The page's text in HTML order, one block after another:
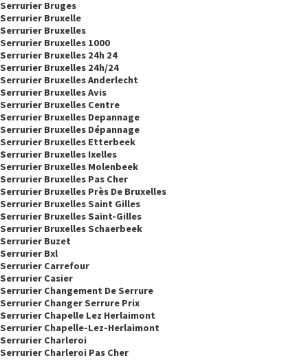
Serrurier Bruges
Serrurier Bruxelle
Serrurier Bruxelles
Serrurier Bruxelles 1000
Serrurier Bruxelles 24h 24
Serrurier Bruxelles 24h/24
Serrurier Bruxelles Anderlecht
Serrurier Bruxelles Avis
Serrurier Bruxelles Centre
Serrurier Bruxelles Depannage
Serrurier Bruxelles Dépannage
Serrurier Bruxelles Etterbeek
Serrurier Bruxelles Ixelles
Serrurier Bruxelles Molenbeek
Serrurier Bruxelles Pas Cher
Serrurier Bruxelles Près De Bruxelles
Serrurier Bruxelles Saint Gilles
Serrurier Bruxelles Saint-Gilles
Serrurier Bruxelles Schaerbeek
Serrurier Buzet
Serrurier Bxl
Serrurier Carrefour
Serrurier Casier
Serrurier Changement De Serrure
Serrurier Changer Serrure Prix
Serrurier Chapelle Lez Herlaimont
Serrurier Chapelle-Lez-Herlaimont
Serrurier Charleroi
Serrurier Charleroi Pas Cher